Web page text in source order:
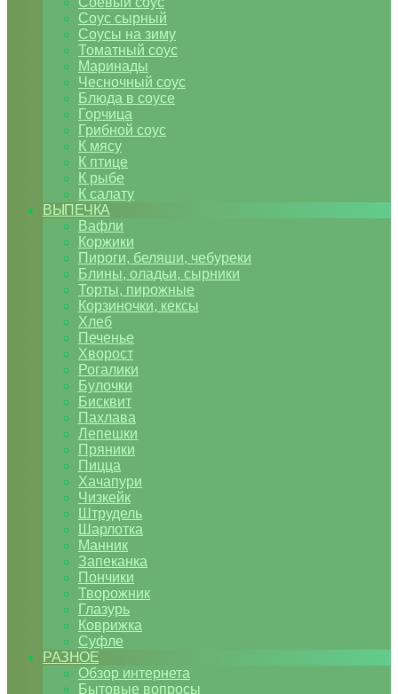
Соус сырный
Соусы на зиму
Томатный соус
Маринады
Чесночный соус
Блюда в соусе
Горчица
Грибной соус
К мясу
К птице
К рыбе
К салату
ВЫПЕЧКА
Вафли
Коржики
Пироги, беляши, чебуреки
Блины, оладьи, сырники
Торты, пирожные
Корзиночки, кексы
Хлеб
Печенье
Хворост
Рогалики
Булочки
Бисквит
Пахлава
Лепешки
Пряники
Пицца
Хачапури
Чизкейк
Штрудель
Шарлотка
Манник
Запеканка
Пончики
Творожник
Глазурь
Коврижка
Суфле
РАЗНОЕ
Обзор интернета
Бытовые вопросы